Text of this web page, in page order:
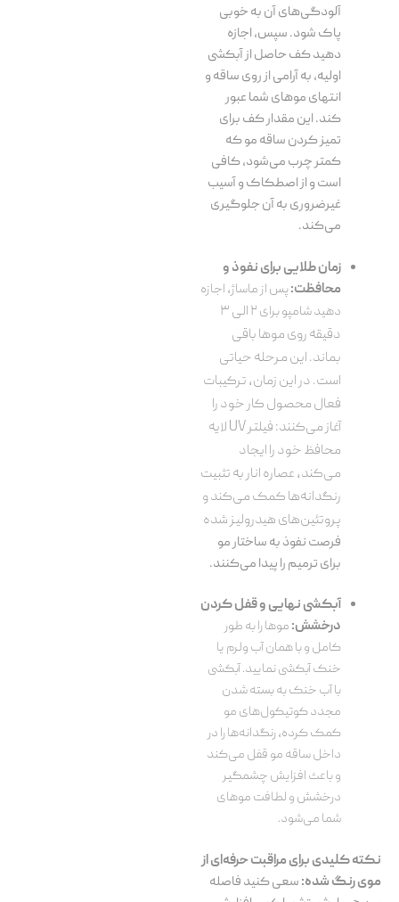
آلودگی‌های آن به خوبی
پاک شود. سپس، اجازه
دهید کف حاصل از آبکشی
اولیه، به آرامی از روی ساقه و
انتهای موهای شما عبور
کند. این مقدار کف برای
تمیز کردن ساقه مو که
کمتر چرب می‌شود، کافی
است و از اصطکاک و آسیب
غیرضروری به آن جلوگیری
می‌کند.
زمان طلایی برای نفوذ و
محافظت:پس از ماساژ، اجازه
دهید شامپو برای
۲ الی ۳
دقیقه روی موها باقی
بماند. این مرحله حیاتی
است. در این زمان، ترکیبات
فعال محصول کار خود را
آغاز می‌کنند: فیلتر UV لایه
محافظ خود را ایجاد
می‌کند، عصاره انار به تثبیت
رنگدانه‌ها کمک می‌کند و
پروتئین‌های هیدرولیز شده
فرصت نفوذ به ساختار مو
برای ترمیم را پیدا می‌کنند.
آبکشی نهایی و قفل کردن
درخشش:موها را به طور
کامل و با همان آب ولرم یا
خنک آبکشی نمایید. آبکشی
با آب خنک به بسته شدن
مجدد کوتیکول‌های مو
کمک کرده، رنگدانه‌ها را در
داخل ساقه مو قفل می‌کند
و باعث افزایش چشمگیر
درخشش و لطافت موهای
شما می‌شود.
نکته کلیدی برای مراقبت حرفه‌ای از
موی رنگ شده:سعی کنید فاصله